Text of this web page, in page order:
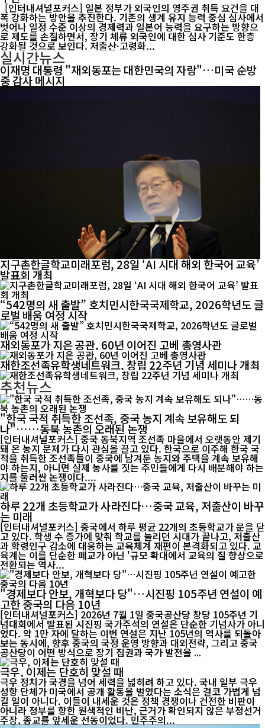
[인터내셔널포커스] 일본 정부가 외국인의 영주권 취득 요건을 대
폭 강화하는 방안을 추진한다. 기존의 생계 유지 능력 중심 심사에서
벗어나 일정 수준 이상의 경제력과 일본어 능력을 요구하는 방향으
로 제도를 손질하면서, 장기 체류 외국인에 대한 심사 기준도 한층
강화될 것으로 보인다. 저출산·고령화...
실시간뉴스
이재명 대통령 "재외동포는 대한민국의 자랑"…미국 순방
중 감사 메시지
지구촌한글학교미래포럼, 28일 ‘AI 시대 해외 한국어 교육’
발표회 개최
“542명의 새 출발” 호치민시한국국제학교, 2026학년도 글
로벌 배움 여정 시작
재외동포가 지은 공관, 60년 이어진 고베 총영사관
재한조선족유학생네트워크, 창립 22주년 기념 세미나 개최
추천뉴스
"한국 국적 취득한 조선족, 중국 농지 계속 보유해도 되
나"……동북 농촌의 오래된 논쟁
[인터내셔널포커스] 중국 동북지역 조선족 마을에서 오랫동안 제기
돼 온 농지 문제가 다시 관심을 끌고 있다. 한국으로 이주해 한국 국
적을 취득한 조선족들이 중국에 남겨둔 농지와 주택을 계속 보유해
야 하는지, 아니면 실제 농사를 짓는 주민들에게 다시 배분해야 하는
지를 둘러싼 논쟁이다....
하루 22개 초등학교가 사라진다…중국 교육, 저출산이 바꾸
는 미래
[인터내셔널포커스] 중국에서 하루 평균 22개의 초등학교가 문을 닫
고 있다. 학생 수 증가에 맞춰 학교를 늘리던 시대가 끝나고, 저출산
과 학령인구 감소에 대응하는 교육체계 재편이 본격화되고 있다. 교
육계는 이를 단순한 폐교가 아닌 '규모 확대에서 교육의 질 향상으로
전환되는 역사...
"경제보다 안보, 개혁보다 당"…시진핑 105주년 연설이 예
고한 중국의 다음 10년
[인터내셔널포커스] 2026년 7월 1일 중국공산당 창당 105주년 기
념대회에서 발표된 시진핑 국가주석의 연설은 단순한 기념사가 아니
었다. 약 1만 자에 달하는 이번 연설은 지난 105년의 역사를 되돌아
보는 동시에, 향후 중국의 국정 운영 방향과 대외전략, 그리고 중국
공산당이 어떤 방식으로 장기 집권과 국가 발전을 ...
극우, 이제는 단호히 맞설 때
극우 정치가 국경을 넘어 세력을 넓히려 하고 있다. 국내 일부 극우
성향 단체가 미국에서 공개 활동을 벌였다는 소식은 결코 가볍게 넘
길 일이 아니다. 이들이 내세운 것은 정책 경쟁이나 건전한 비판이
아니라 정부를 향한 원색적인 비난, 근거가 확인되지 않은 부정선거
주장, 종교를 앞세운 선동이었다. 민주주의...